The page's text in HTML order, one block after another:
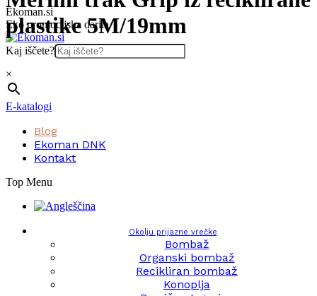
Skip
to
content
Ekoman.si
Eko promocijska darila
Kaj iščete?
×
E-katalogi
Blog
Ekoman DNK
Kontakt
Top Menu
Okolju prijazne vrečke
Bombaž
Organski bombaž
Recikliran bombaž
Konoplja
plastike 5M/19mm